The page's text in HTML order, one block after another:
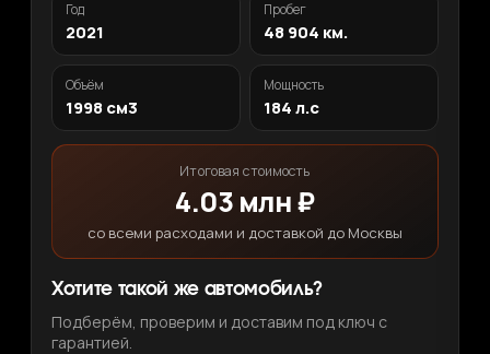
Год
2021
Пробег
48 904 км.
Объём
1998 см3
Мощность
184 л.с
Итоговая стоимость
4.03 млн ₽
со всеми расходами и доставкой до Москвы
Хотите такой же автомобиль?
Подберём, проверим и доставим под ключ с
гарантией.